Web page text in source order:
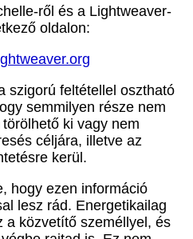
ről és a Lightweaver-
oldalon:
szigorú feltétellel osztható
semmilyen része nem
ki vagy nem
céljára, illetve az
kerül.
hogy ezen információ
lesz rád. Energetikailag
a közvetítő személlyel, és